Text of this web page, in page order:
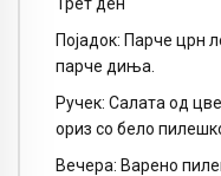
Трет ден
Појадок: Парче црн
парче диња.
Ручек: Салата од
ориз со бело
Вечера: Варено